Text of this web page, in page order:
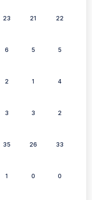
23 21 22
6 5 5
2 1 4
3 3 2
35 26 33
1 0 0